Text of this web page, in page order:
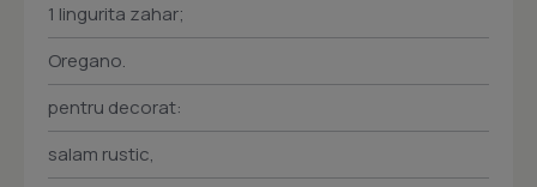
1 lingurita zahar;
Oregano.
pentru decorat:
salam rustic,